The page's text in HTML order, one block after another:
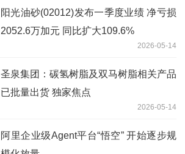
阳光油砂(02012)发布一季度业绩 净亏损
2052.6万加元 同比扩大109.6%
2026-05-14
圣泉集团：碳氢树脂及双马树脂相关产品
已批量出货 独家焦点
2026-05-14
阿里企业级Agent平台“悟空” 开始逐步规